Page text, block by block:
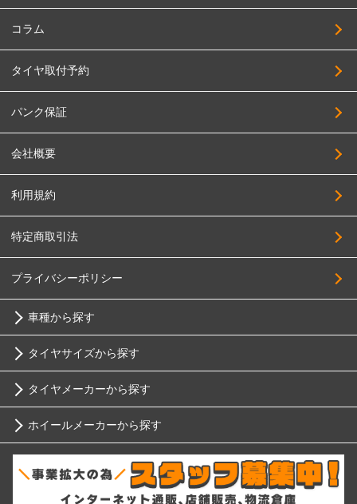
コラム
タイヤ取付予約
パンク保証
会社概要
利用規約
特定商取引法
プライバシーポリシー
車種から探す
トヨタ
ニッサン
スバル
タイヤサイズから探す
10インチ
12インチ
タイヤメーカーから探す
ブリヂストン
ミシュラン
ホイールメーカーから探す
RIH